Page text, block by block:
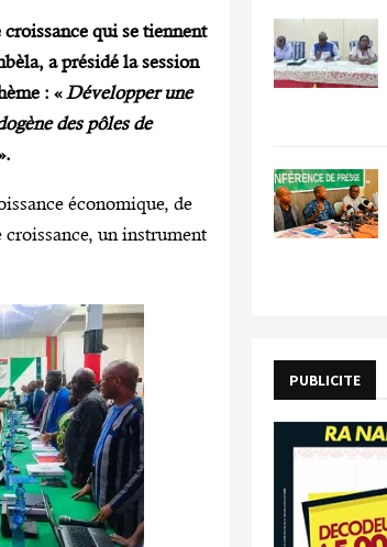
qui se tiennent
a présidé la session
: «Développer une
des pôles de
économique, de
croissance, un instrument
PUBLICITE